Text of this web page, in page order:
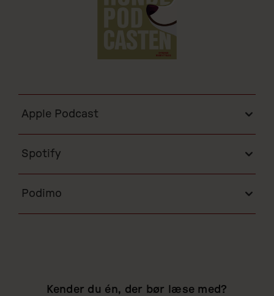
Apple Podcast
Spotify
Podimo
Kender du én, der bør læse med?